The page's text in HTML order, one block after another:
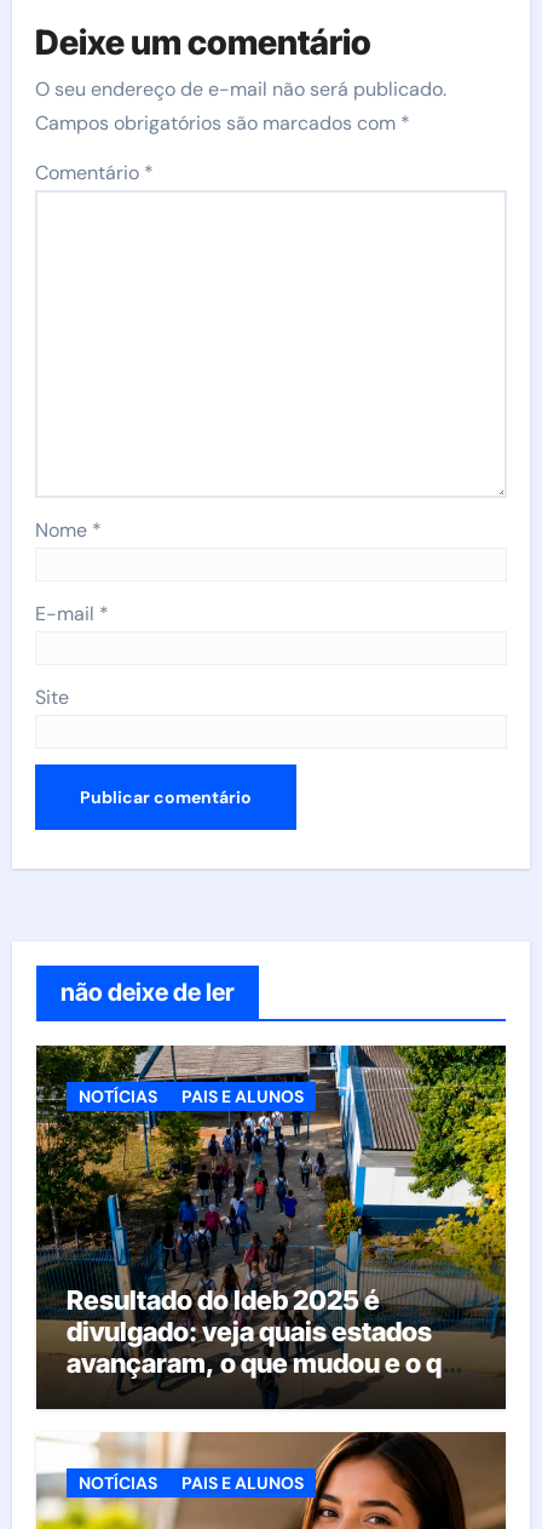
Deixe um comentário
O seu endereço de e-mail não será publicado.
Campos obrigatórios são marcados com *
Comentário *
Nome *
E-mail *
Site
não deixe de ler
NOTÍCIAS PAIS E ALUNOS
Resultado do Ideb 2025 é
divulgado: veja quais estados
avançaram, o que mudou e o que
esperar da educação brasileira
NOTÍCIAS PAIS E ALUNOS